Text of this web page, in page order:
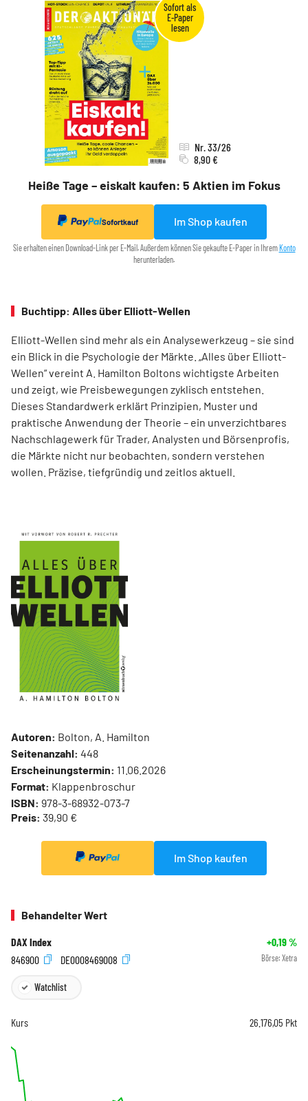
Heiße Tage – eiskalt kaufen: 5 Aktien im Fokus
Nr. 33/26
8,90 €
Sofortkauf Im Shop kaufen
Sie erhalten einen Download-Link per E-Mail. Außerdem können Sie gekaufte E-Paper in IhremKonto
herunterladen.
Buchtipp: Alles über Elliott-Wellen
Elliott-Wellen sind mehr als ein Analysewerkzeug – sie sind
ein Blick in die Psychologie der Märkte. „Alles über Elliott-
Wellen“ vereint A. Hamilton Boltons wichtigste Arbeiten
und zeigt, wie Preisbewegungen zyklisch entstehen.
Dieses Standardwerk erklärt Prinzipien, Muster und
praktische Anwendung der Theorie – ein unverzichtbares
Nachschlagewerk für Trader, Analysten und Börsenprofis,
die Märkte nicht nur beobachten, sondern verstehen
wollen. Präzise, tiefgründig und zeitlos aktuell.
Autoren: Bolton, A. Hamilton
Seitenanzahl: 448
Erscheinungstermin: 11.06.2026
Format: Klappenbroschur
ISBN: 978-3-68932-073-7
Preis: 39,90 €
Im Shop kaufen
Behandelter Wert
DAX Index +0,19%
846900
DE0008469008 Börse: Xetra
Watchlist
Kurs 26.176,05 Pkt